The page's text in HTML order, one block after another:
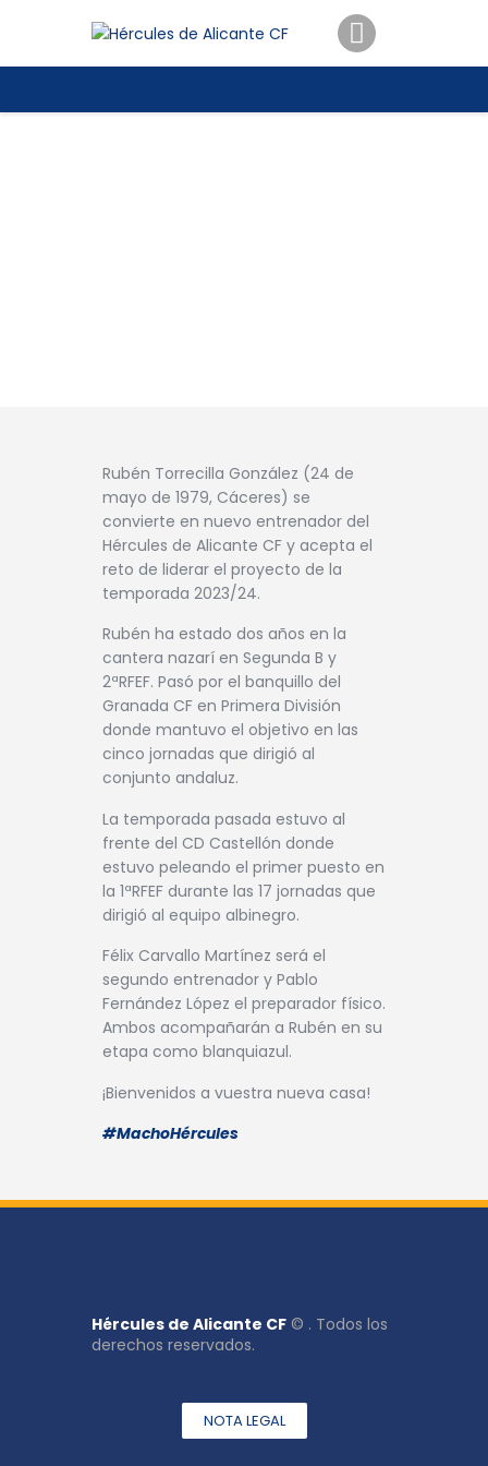
ENTRADAS
TIENDA
Rubén Torrecilla González (24 de
mayo de 1979, Cáceres) se
convierte en nuevo entrenador del
Hércules de Alicante CF y acepta el
reto de liderar el proyecto de la
temporada 2023/24.
Rubén ha estado dos años en la
cantera nazarí en Segunda B y
2ªRFEF. Pasó por el banquillo del
Granada CF en Primera División
donde mantuvo el objetivo en las
cinco jornadas que dirigió al
conjunto andaluz.
La temporada pasada estuvo al
frente del CD Castellón donde
estuvo peleando el primer puesto en
la 1ªRFEF durante las 17 jornadas que
dirigió al equipo albinegro.
Félix Carvallo Martínez será el
segundo entrenador y Pablo
Fernández López el preparador físico.
Ambos acompañarán a Rubén en su
etapa como blanquiazul.
¡Bienvenidos a vuestra nueva casa!
#MachoHércules
Hércules de Alicante CF © . Todos los
derechos reservados.
NOTA LEGAL